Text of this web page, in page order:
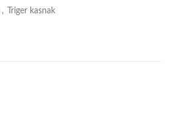
, Triger kasnak